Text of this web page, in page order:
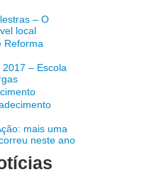
– O
local
Reforma
– Escola
mais uma
neste ano